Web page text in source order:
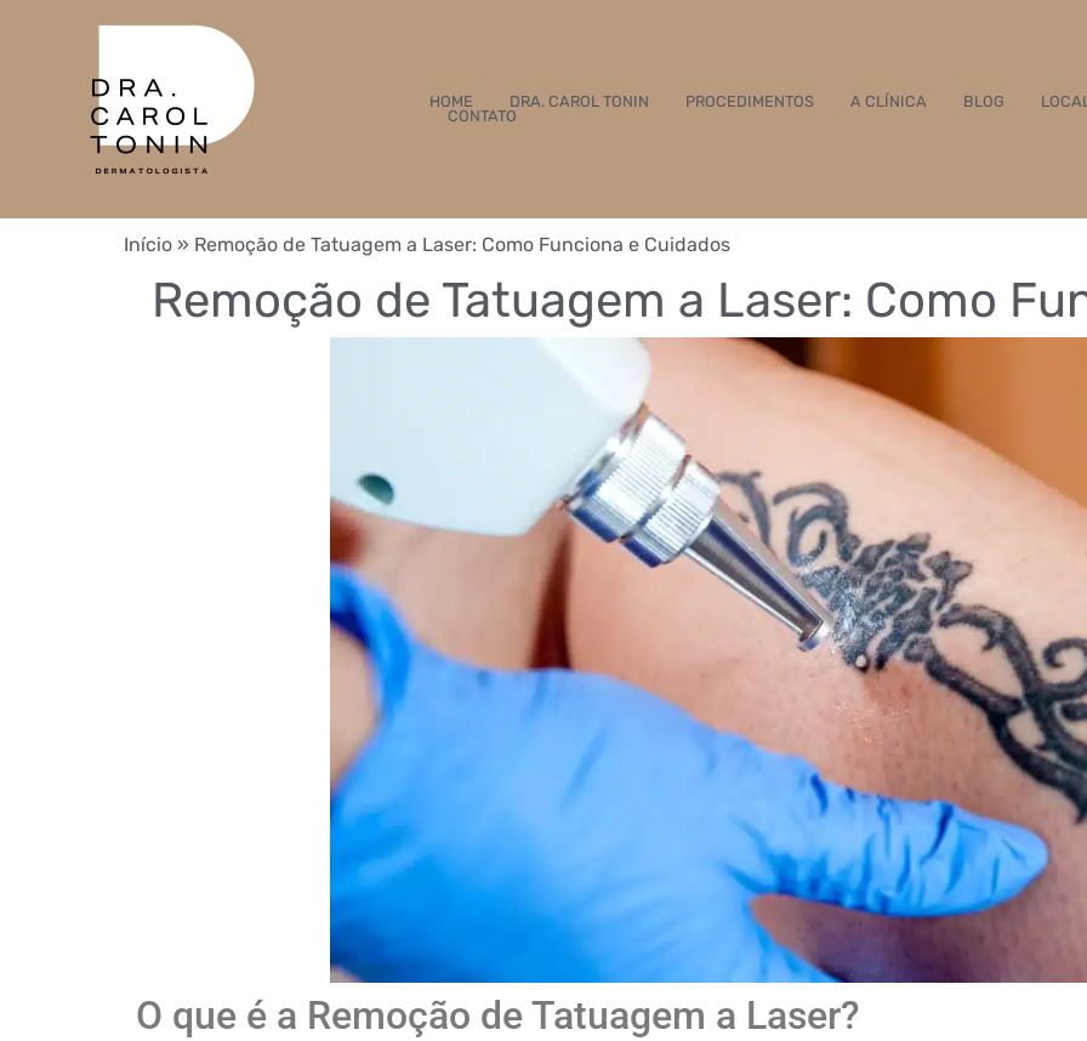
HOME DRA. CAROL TONIN PROCEDIMENTOS A CLÍNICA BLOG
CONTATO
Início » Remoção de Tatuagem a Laser: Como Funciona e Cuidados
Remoção de Tatuagem a Laser: Como
O que é a Remoção de Tatuagem a Laser?